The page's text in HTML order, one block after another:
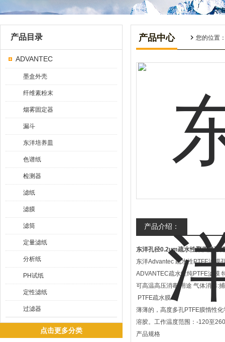
产品目录
ADVANTEC
墨盒外壳
纤维素粉末
烟雾固定器
漏斗
东洋培养皿
色谱纸
检测器
滤纸
滤膜
滤筒
定量滤纸
分析纸
PH试纸
定性滤纸
过滤器
点击更多分类
产品中心 您的位置
产品介绍：
东洋孔径0.2um疏水性聚四氟乙
东洋Advantec 疏水性PTFE滤膜
ADVANTEC疏水性纯PTFE滤膜
可高温高压消毒 用途 气体消毒:
PTFE疏水膜
薄薄的，高度多孔PTFE膜惰性
溶胶。工作温度范围：-120至
产品规格